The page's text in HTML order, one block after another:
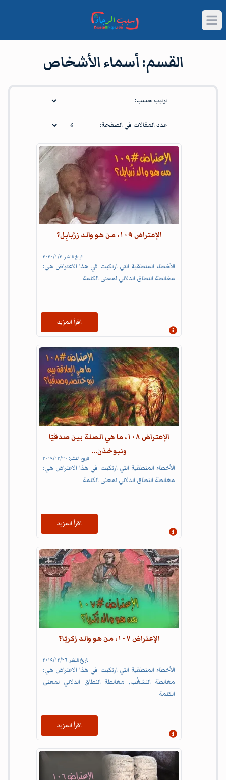
Open main menu
القسم:أسماء الأشخاص
Articles
ترتيب حسب:
عدد المقالات في الصفحة:
الإعتراض ١٠٩، من هو والد زرُبابِل؟
تاريخ النشر: ٢‏/١‏/٢٠٢٠
الأخطاء المنطقية التي ارتكبت في هذا الاعتراض هي:
مغالطة النطاق الدلالي لمعنى الكلمة
إظهار المعلومات
اقرأ المزيد
الإعتراض ١٠٨، ما هي الصلة بين صدقيّا
ونبوخذن...
تاريخ النشر: ٣٠‏/١٢‏/٢٠١٩
الأخطاء المنطقية التي ارتكبت في هذا الاعتراض هي:
مغالطة النطاق الدلالي لمعنى الكلمة
إظهار المعلومات
اقرأ المزيد
الإعتراض ١٠٧، من هو والد زكريّا؟
تاريخ النشر: ٢٦‏/١٢‏/٢٠١٩
الأخطاء المنطقية التي ارتكبت في هذا الاعتراض هي:
مغالطة التشعُّب, مغالطة النطاق الدلالي لمعنى
الكلمة
إظهار المعلومات
اقرأ المزيد